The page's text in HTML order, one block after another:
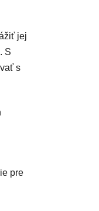
jej
S
s
pre